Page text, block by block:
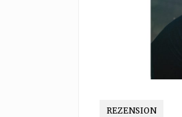
REZENSION